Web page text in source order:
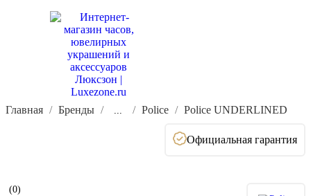
Главная Бренды ... Police Police UNDERLINED
Официальная гарантия
(0)